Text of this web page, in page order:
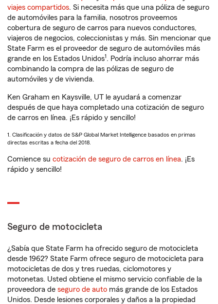
viajes compartidos. Si necesita más que una póliza de seguro
de automóviles para la familia, nosotros proveemos
cobertura de seguro de carros para nuevos conductores,
viajeros de negocios, coleccionistas y más. Sin mencionar que
State Farm es el proveedor de seguro de automóviles más
grande en los Estados Unidos1. Podría incluso ahorrar más
combinando la compra de las pólizas de seguro de
automóviles y de vivienda.
Ken Graham en Kaysville, UT le ayudará a comenzar
después de que haya completado una cotización de seguro
de carros en línea. ¡Es rápido y sencillo!
1. Clasificación y datos de S&P Global Market Intelligence basados en primas
directas escritas a fecha del 2018.
Comience su cotización de seguro de carros en línea. ¡Es
rápido y sencillo!
Seguro de motocicleta
¿Sabía que State Farm ha ofrecido seguro de motocicleta
desde 1962? State Farm ofrece seguro de motocicleta para
motocicletas de dos y tres ruedas, ciclomotores y
motonetas. Usted obtiene el mismo servicio confiable de la
proveedora de seguro de auto más grande de los Estados
Unidos. Desde lesiones corporales y daños a la propiedad